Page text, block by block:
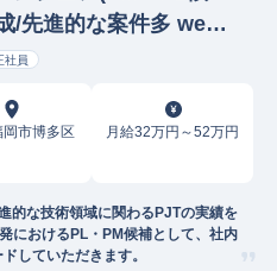
/先進的な案件多 web/
クトマネージャー
社員
市博多区 月給32万円～52万円
的な技術領域に関わるPJTの実績を
におけるPL・PM候補として、社内
していただきます。